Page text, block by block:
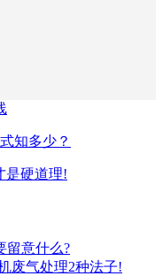
知多少？
是硬道理!
留意什么?
废气处理2种法子!